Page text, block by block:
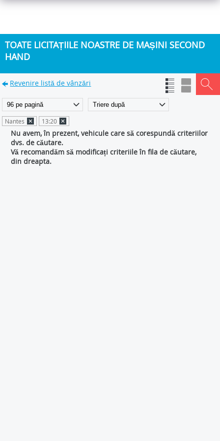
TOATE LICITAȚIILE NOASTRE DE MAȘINI SECOND
HAND
Revenire listă de vânzări
Nantes 13:20
Nu avem, în prezent, vehicule care să corespundă criteriilor
dvs. de căutare.
Vă recomandăm să modificați criteriile în fila de căutare,
din dreapta.